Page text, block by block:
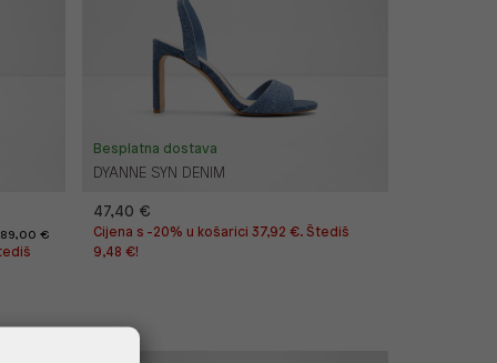
89,00 €
DYANNE SYN DENIM
Besplatna dostava
47,40 €
Cijena s -20% u košarici 37,92 €. Štediš
9,48 €!